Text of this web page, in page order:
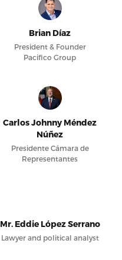
Brian Díaz
President & Founder
Pacifico Group
Carlos Johnny Méndez
Núñez
Presidente Cámara de
Representantes
Mr. Eddie López Serrano
Lawyer and political analyst